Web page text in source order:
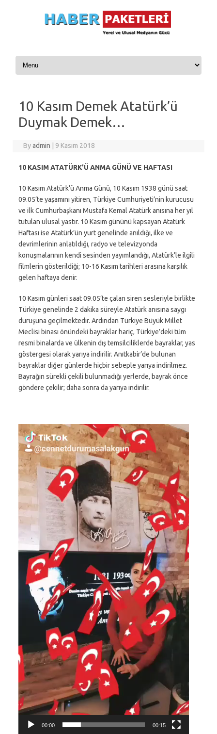
Skip to content
10 Kasım Demek Atatürk’ü
Duymak Demek…
Byadmin 9 Kasım 2018
10 KASIM ATATÜRK’Ü ANMA GÜNÜ VE HAFTASI
10 Kasım Atatürk’ü Anma Günü, 10 Kasım 1938 günü saat
09.05’te yaşamını yitiren, Türkiye Cumhuriyeti’nin kurucusu
ve ilk Cumhurbaşkanı Mustafa Kemal Atatürk anısına her yıl
tutulan ulusal yastır. 10 Kasım gününü kapsayan Atatürk
Haftası ise Atatürk’ün yurt genelinde anıldığı, ilke ve
devrimlerinin anlatıldığı, radyo ve televizyonda
konuşmalarının kendi sesinden yayımlandığı, Atatürk’le ilgili
filmlerin gösterildiği; 10-16 Kasım tarihleri arasına karşılık
gelen haftaya denir.
10 Kasım günleri saat 09.05’te çalan siren sesleriyle birlikte
Türkiye genelinde 2 dakika süreyle Atatürk anısına saygı
duruşuna geçilmektedir. Ardından Türkiye Büyük Millet
Meclisi binası önündeki bayraklar hariç, Türkiye’deki tüm
resmi binalarda ve ülkenin dış temsilciliklerde bayraklar, yas
göstergesi olarak yarıya indirilir. Anıtkabir’de bulunan
bayraklar diğer günlerde hiçbir sebeple yarıya indirilmez.
Bayrağın sürekli çekili bulunmadığı yerlerde, bayrak önce
göndere çekilir; daha sonra da yarıya indirilir.
Video
oynatıcı
00:00 00:15